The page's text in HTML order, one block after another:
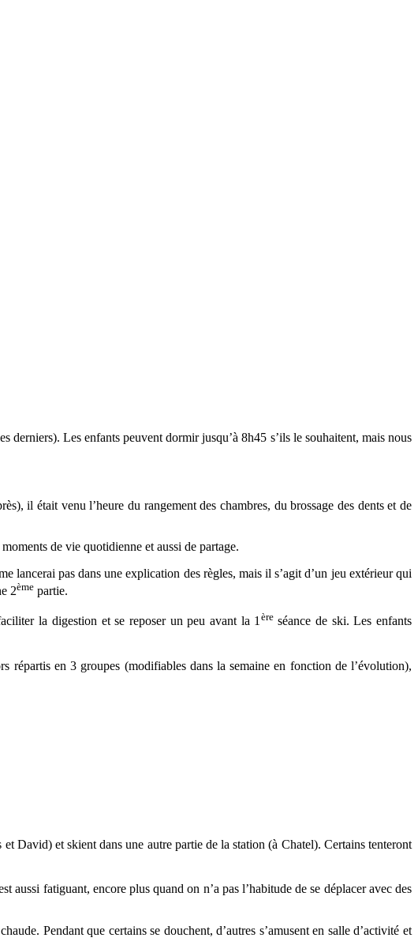
derniers). Les enfants peuvent dormir jusqu’à 8h45 s’ils le souhaitent, mais nous
il était venu l’heure du rangement des chambres, du brossage des dents et de
de vie quotidienne et aussi de partage.
lancerai pas dans une explication des règles, mais il s’agit d’un jeu extérieur qui
2ème partie.
la digestion et se reposer un peu avant la 1èreséance de ski. Les enfants
répartis en 3 groupes (modifiables dans la semaine en fonction de l’évolution),
David) et skient dans une autre partie de la station (à Chatel). Certains tenteront
aussi fatiguant, encore plus quand on n’a pas l’habitude de se déplacer avec des
Pendant que certains se douchent, d’autres s’amusent en salle d’activité et